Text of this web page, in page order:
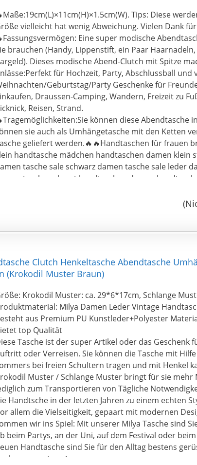
Tips: Diese
vielleicht hat wenig Abweichung. Vielen Dank
Eine super modische
brauchen (Handy, Lippenstift, ein Paar Haarnadeln,
Dieses modische Abend-Clutch mit Spitze
für Hochzeit, Party, Abschlussball und
Geburtstag/Party Geschenke für
Draussen-Camping, Wandern, Freizeit zu
Reisen, Strand.
können diese Abendtasche
sie auch als Umhängetasche mit den Ketten
geliefert werden.🔥🔥Handtaschen für frauen
handtasche mädchen handtaschen damen klein
tasche sale schwarz damen tasche sale leder
tasche sale set handtaschen damen
🔥Damen fossil portemonnaie damen grau
portemonnaie damen esprit portemonnaie frauen
frauen fossil portemonnaie frauen
portemonnaie damen klein portemonnaie
New Design handtaschen für frauen klein
bei der Suche nach
All unser Produkt ist nicht nur mit guter
Unser Produkt ist es wert zu kaufen.
etwas zu kaufen, was Sie brauchen. Wir werden
besten Kundendienst und die Produktqualität zu
Tag.
Clutch Henkeltasche Abendtasche
(Krokodil Muster Braun)
Krokodil Muster: ca. 29*6*17cm, Schlange
Milya Damen Leder Vintage
aus Premium PU Kunstleder+Polyester
top Qualität
Tasche ist der super Artikel oder das Geschenk
oder Verreisen. Sie können die Tasche mit
bei freien Schultern tragen und mit Henkel
Muster / Schlange Muster bringt für sie mehr
zum Transportieren von Tägliche
Handtsche in der letzten Jahren zu einem echten
allem die Vielseitigkeit, gepaart mit modernen
wir ins Spiel: Mit unserer Milya Tasche sind
beim Partys, an der Uni, auf dem Festival oder
Handtasche sind Sie für den Alltag bestens
noch mega gut aus!